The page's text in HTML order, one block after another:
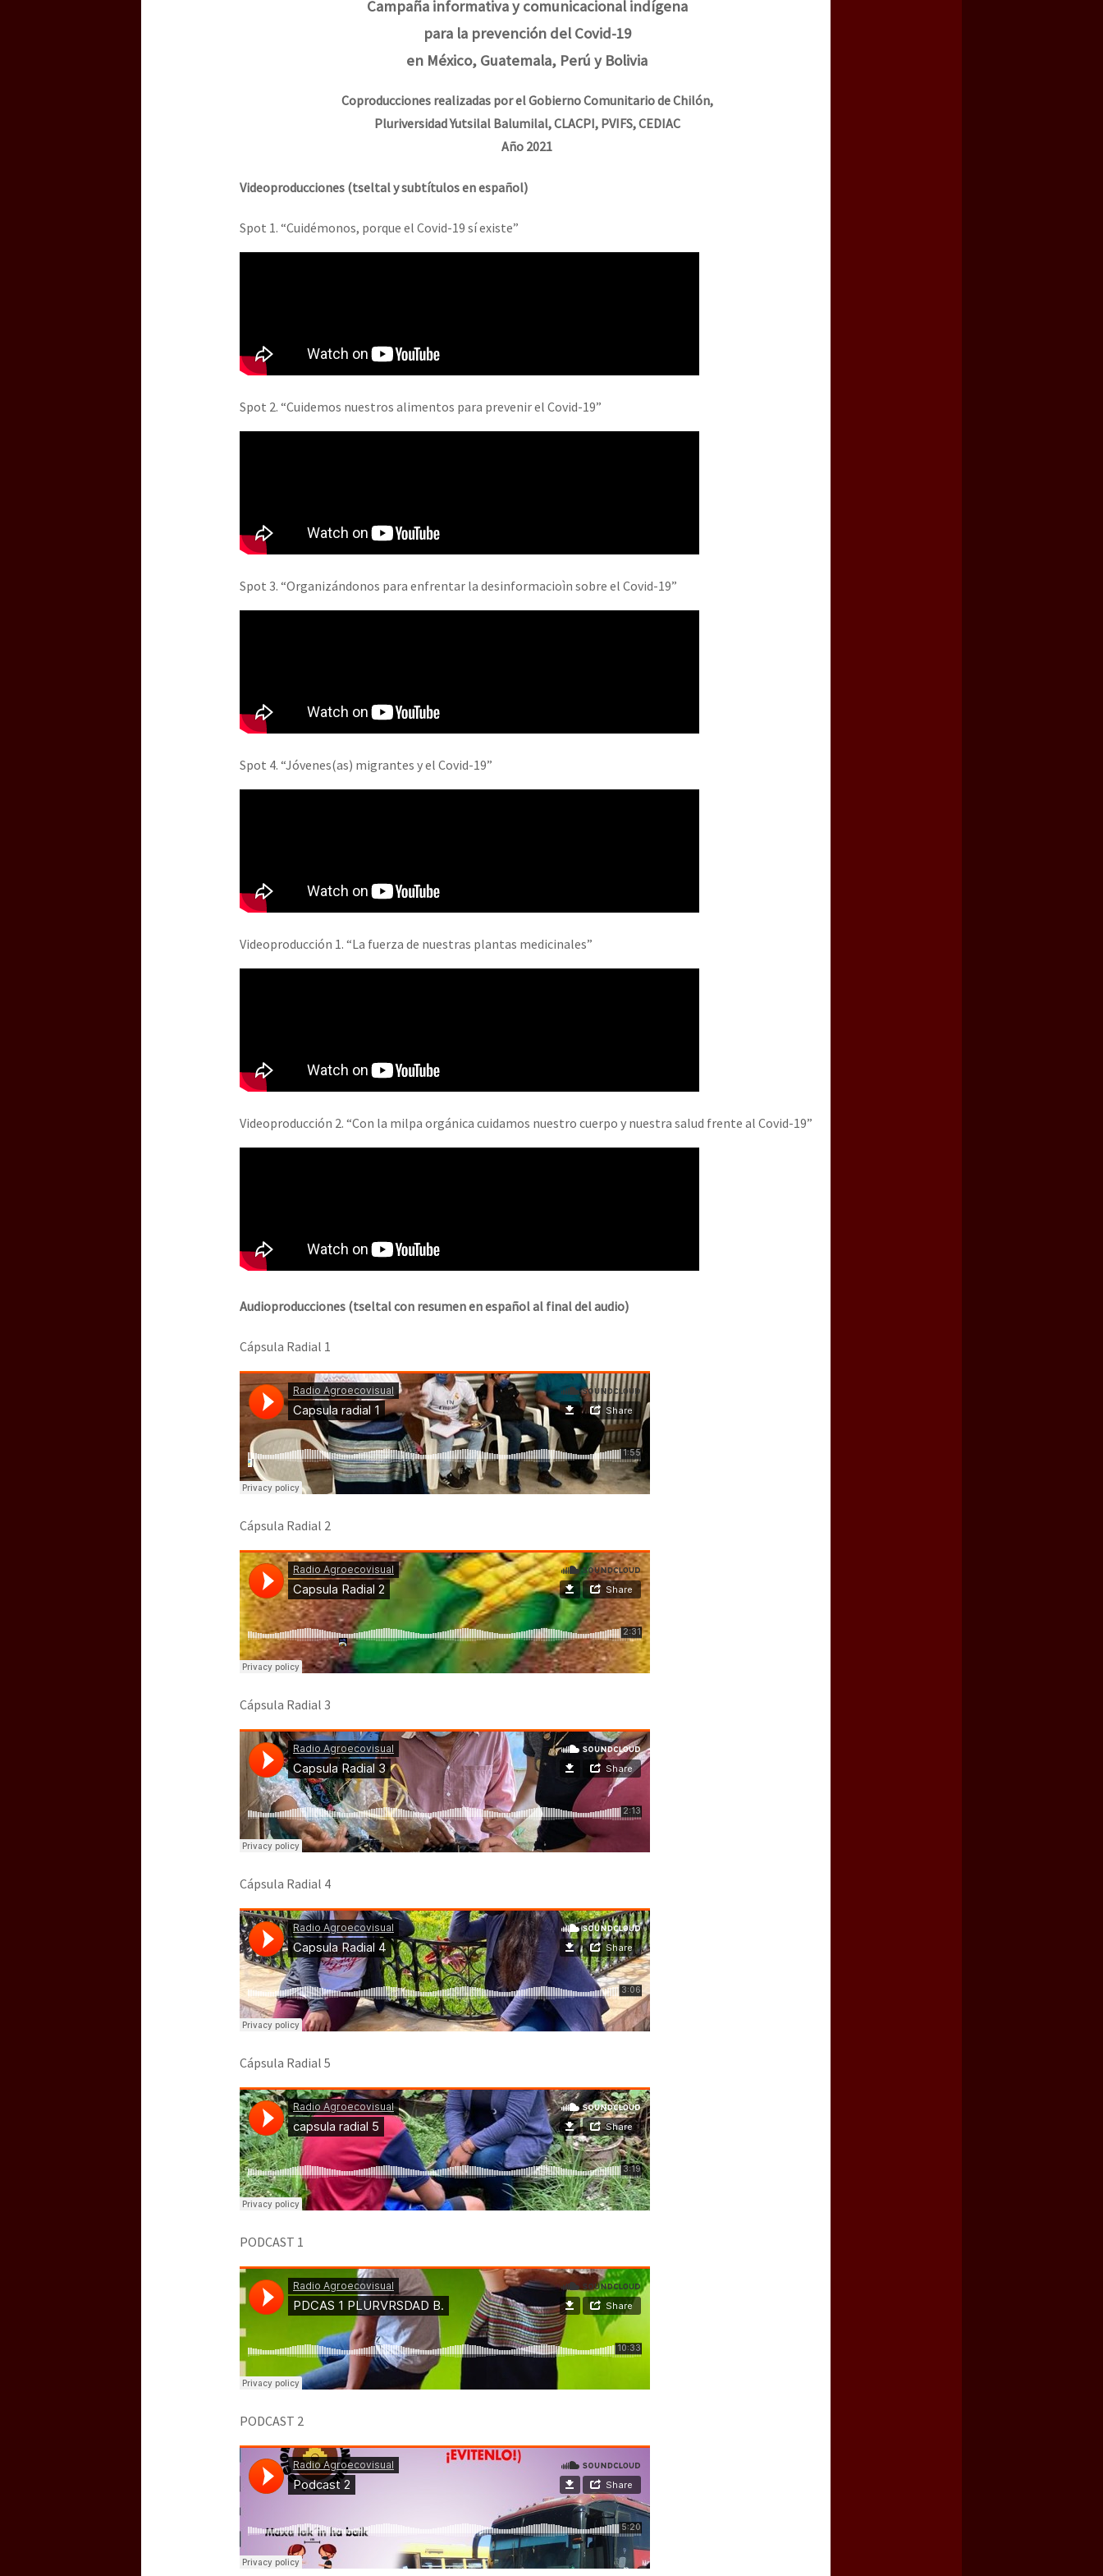
Dia 2 do Encontro “Guerra contra a Humanidad”
Se o México sabe, que o mundo saiba! Nossas lutas pela memória, a justiça e a dignidade
Campaña informativa y comunicacional indígena
para la prevención del Covid-19
en México, Guatemala, Perú y Bolivia
Coproducciones realizadas por el Gobierno Comunitario de Chilón,
Pluriversidad Yutsilal Balumilal, CLACPI, PVIFS, CEDIAC
Año 2021
Videoproducciones (tseltal y subtítulos en español)
Spot 1. “Cuidémonos, porque el Covid-19 sí existe”
Spot 2. “Cuidemos nuestros alimentos para prevenir el Covid-19”
Spot 3. “Organizándonos para enfrentar la desinformacioìn sobre el Covid-19”
Spot 4. “Jóvenes(as) migrantes y el Covid-19”
Videoproducción 1. “La fuerza de nuestras plantas medicinales”
Videoproducción 2. “Con la milpa orgánica cuidamos nuestro cuerpo y nuestra salud frente al Covid-19”
Audioproducciones (tseltal con resumen en español al final del audio)
Cápsula Radial 1
Cápsula Radial 2
Cápsula Radial 3
Cápsula Radial 4
Cápsula Radial 5
PODCAST 1
PODCAST 2